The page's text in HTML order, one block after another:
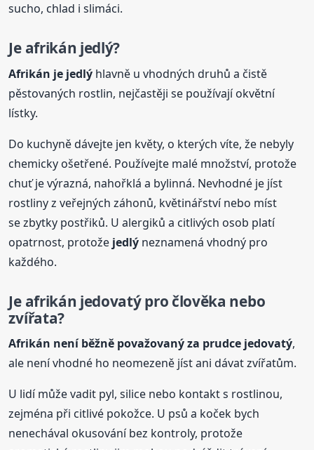
sucho, chlad i slimáci.
Je afrikán jedlý?
Afrikán je jedlý hlavně u vhodných druhů a čistě
pěstovaných rostlin, nejčastěji se používají okvětní
lístky.
Do kuchyně dávejte jen květy, o kterých víte, že nebyly
chemicky ošetřené. Používejte malé množství, protože
chuť je výrazná, nahořklá a bylinná. Nevhodné je jíst
rostliny z veřejných záhonů, květinářství nebo míst
se zbytky postřiků. U alergiků a citlivých osob platí
opatrnost, protože jedlý neznamená vhodný pro
každého.
Je afrikán jedovatý pro člověka nebo
zvířata?
Afrikán není běžně považovaný za prudce jedovatý,
ale není vhodné ho neomezeně jíst ani dávat zvířatům.
U lidí může vadit pyl, silice nebo kontakt s rostlinou,
zejména při citlivé pokožce. U psů a koček bych
nenechával okusování bez kontroly, protože